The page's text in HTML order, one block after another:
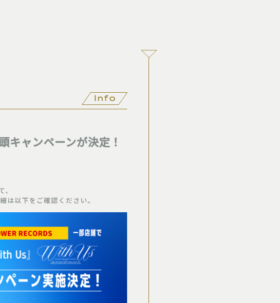
Info
ャンペーンが決定！
は以下をご確認ください。